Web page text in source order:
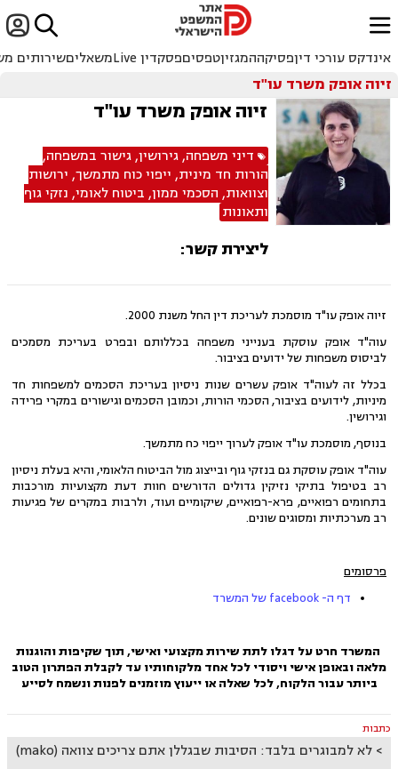

ﱐ
אינדקס עורכי דיןפסיקההמגזיןטפסיםפסקדין Live משאליםשירותים
זיוה אופק משרד עו"ד
זיוה אופק משרד עו"ד
דיני משפחה,גירושין,גישור במשפחה,
הורות חד מינית, ייפוי כוח מתמשך, ירושות
וצוואות, הסכמי ממון, ביטוח לאומי, נזקי גוף
ותאונות
ליצירת קשר:
זיוה אופק עו"ד מוסמכת לעריכת דין החל משנת 2000.
עוה"ד אופק עוסקת בענייני משפחה בכללותם ובפרט בעריכת מסמכים
לביסוס משפחות של ידועים בציבור.
בכלל זה לעוה"ד אופק עשרים שנות ניסיון בעריכת הסכמים למשפחות חד
מיניות, לידועים בציבור, הסכמי הורות, וכמובן הסכמים וגישורים במקרי פרידה
וגירושין.
בנוסף, מוסמכת עו"ד אופק לערוך ייפוי כח מתמשך.
עוה"ד אופק עוסקת גם בנזקי גוף ובייצוג מול הביטוח הלאומי, והיא בעלת ניסיון
רב בטיפול בתיקי נזיקין גדולים הדורשים חוות דעת מקצועיות מורכבות
בתחומים רפואיים, פרא-רפואיים, שיקומיים ועוד, ולרבות במקרים של פגיעות
רב מערכתיות ומסוגים שונים.
פרסומים
דף ה- facebook של המשרד
המשרד חרט על דגלו לתת שירות מקצועי ואישי, תוך שקיפות והוגנות
מלאה ובאופן אישי ויסודי לכל אחד מלקוחותיו עד לקבלת הפתרון הטוב
ביותר עבור הלקוח, לכל שאלה או ייעוץ מוזמנים לפנות ונשמח לסייע
כתבות
לא למבוגרים בלבד: הסיבות שבגללן אתם צריכים צוואה (mako)